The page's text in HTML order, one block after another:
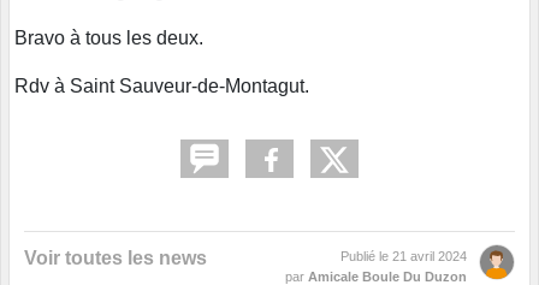
Bravo à tous les deux.
Rdv à Saint Sauveur-de-Montagut.
Voir toutes les news Publié le 21 avril 2024
par Amicale Boule Du Duzon